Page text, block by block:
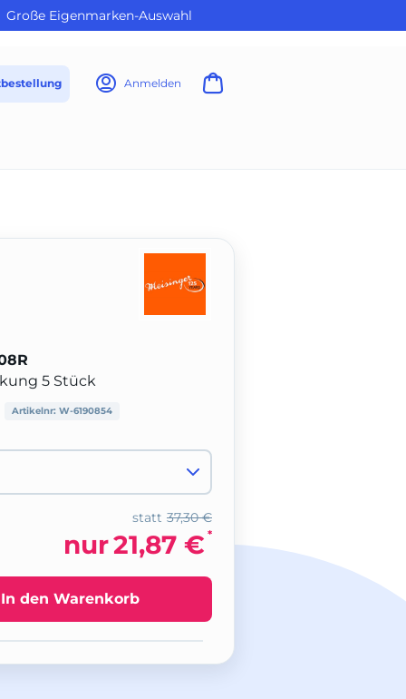
Große Eigenmarken-Auswahl
Anmelden
5 Stück
Artikelnr: W-6190854
37,30 €
statt
nur21,87 € *
In den Warenkorb